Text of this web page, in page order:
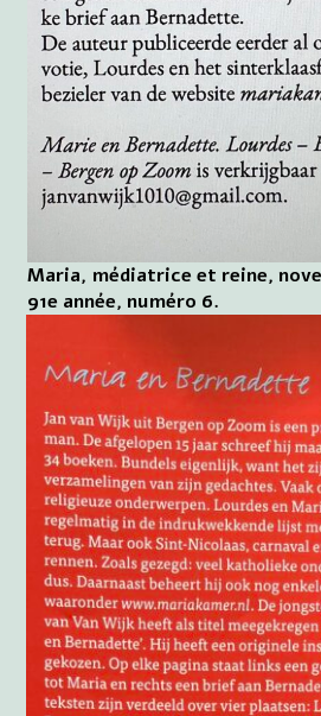
Maria, médiatrice et reine,
91e année, numéro 6.